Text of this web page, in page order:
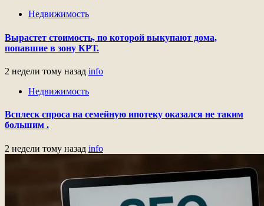
Недвижимость
Вырастет стоимость, по которой выкупают дома,
попавшие в зону КРТ.
2 недели тому назад info
Недвижимость
Всплеск спроса на семейную ипотеку оказался не таким
большим .
2 недели тому назад info